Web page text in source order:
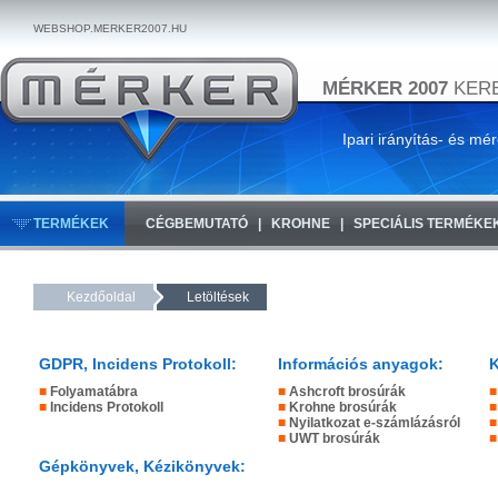
WEBSHOP.MERKER2007.HU
MÉRKER 2007
Ipari irányítás- és
TERMÉKEK CÉGBEMUTATÓ KROHNE SPECIÁLIS
Kezdőoldal Letöltések
GDPR, Incidens Protokoll:
■ Folyamatábra
■ Incidens Protokoll
Információs anyagok:
■ Ashcroft brosúrák
■ Krohne brosúrák
■ Nyilatkozat e-számlázásról
■ UWT brosúrák
■
■
■
■
Gépkönyvek, Kézikönyvek: